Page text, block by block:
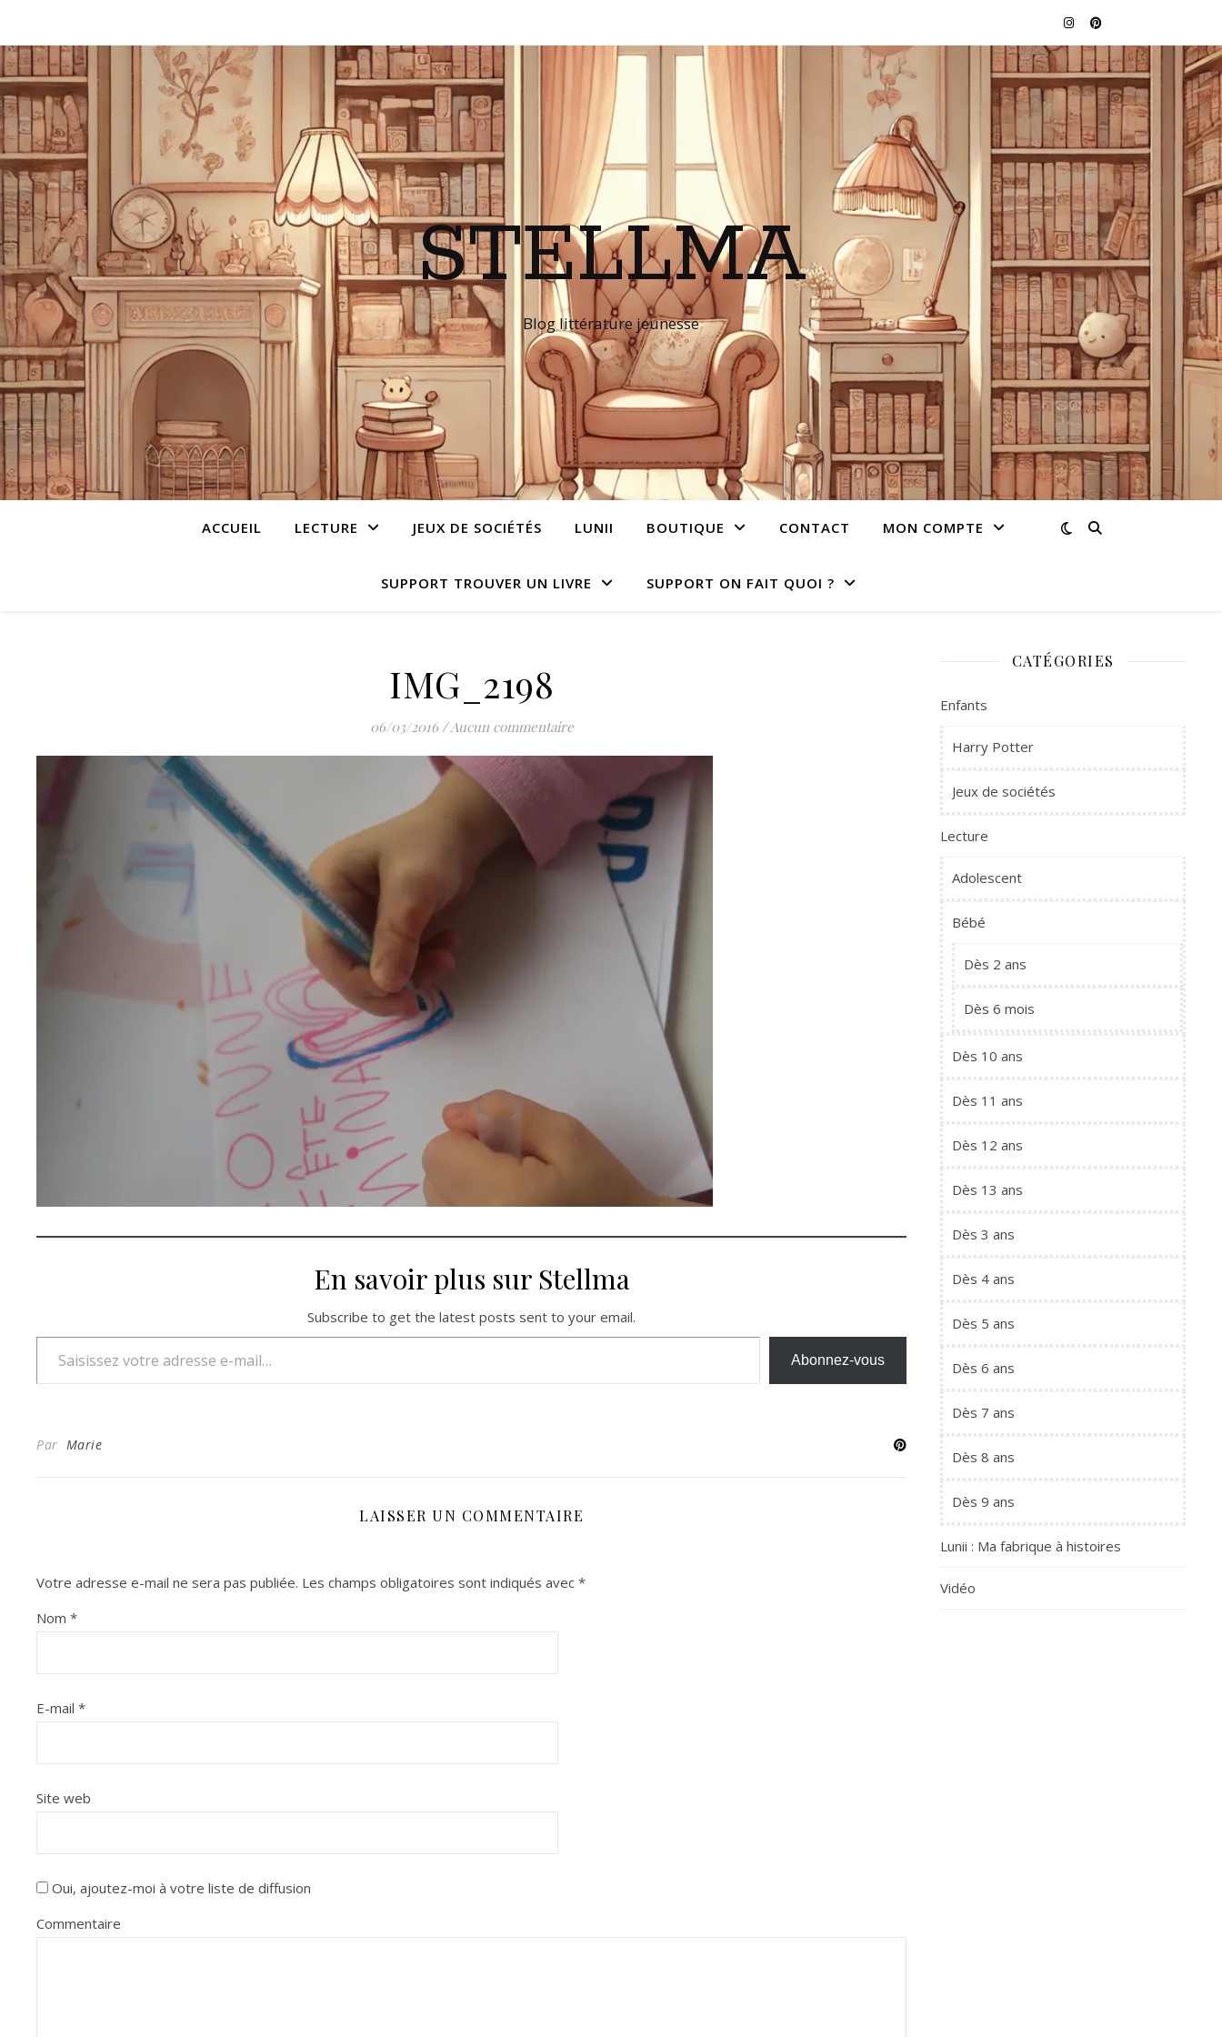
STELLMA
Blog littérature jeunesse
ACCUEIL LECTURE JEUX DE SOCIÉTÉS LUNII BOUTIQUE CONTACT MON COMPTE
SUPPORT TROUVER UN LIVRE SUPPORT ON FAIT QUOI ?
IMG_2198
06/03/2016 /Aucun commentaire
En savoir plus sur Stellma
Subscribe to get the latest posts sent to your email.
Saisissez votre adresse e-mail…
Abonnez-vous
Par Marie
LAISSER UN COMMENTAIRE
Votre adresse e-mail ne sera pas publiée. Les champs obligatoires sont indiqués avec *
Nom *
E-mail *
Site web
Oui, ajoutez-moi à votre liste de diffusion
Commentaire
CATÉGORIES
Enfants
Harry Potter
Jeux de sociétés
Lecture
Adolescent
Bébé
Dès 2 ans
Dès 6 mois
Dès 10 ans
Dès 11 ans
Dès 12 ans
Dès 13 ans
Dès 3 ans
Dès 4 ans
Dès 5 ans
Dès 6 ans
Dès 7 ans
Dès 8 ans
Dès 9 ans
Lunii : Ma fabrique à histoires
Vidéo